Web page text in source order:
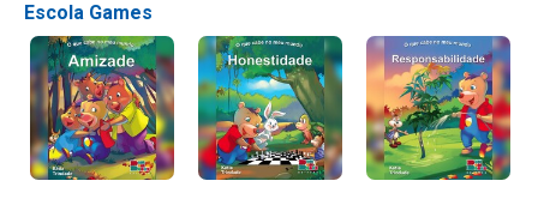
Escola Games